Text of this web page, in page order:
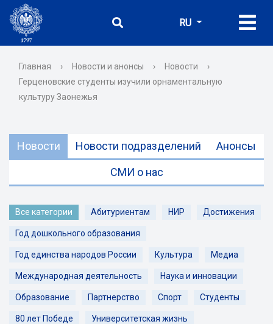
RU
Главная › Новости и анонсы › Новости
›
Герценовские студенты изучили орнаментальную
культуру Заонежья
Новости Новости подразделений Анонсы
СМИ о нас
Все категории Абитуриентам НИР Достижения
Год дошкольного образования
Год единства народов России Культура Медиа
Международная деятельность Наука и инновации
Образование Партнерство Спорт Студенты
80 лет Победе Университетская жизнь